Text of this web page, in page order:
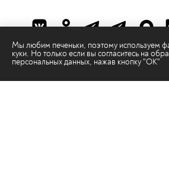
Мы любим печеньки, поэтому используем
куки. Но только если вы согласитесь на
персональных данных, нажав кнопку "ОК"